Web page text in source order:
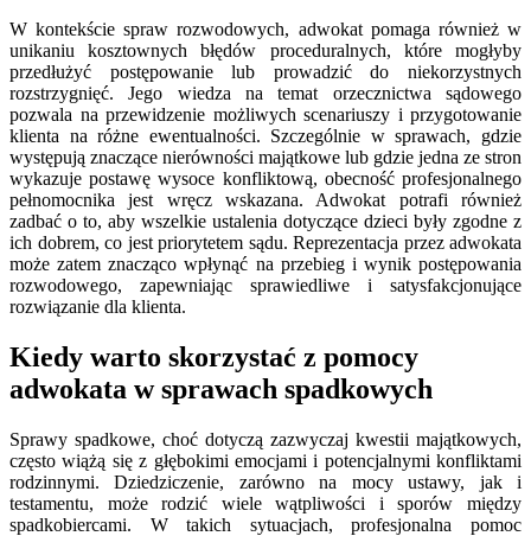
W kontekście spraw rozwodowych, adwokat pomaga również w
unikaniu kosztownych błędów proceduralnych, które mogłyby
przedłużyć postępowanie lub prowadzić do niekorzystnych
rozstrzygnięć. Jego wiedza na temat orzecznictwa sądowego
pozwala na przewidzenie możliwych scenariuszy i przygotowanie
klienta na różne ewentualności. Szczególnie w sprawach, gdzie
występują znaczące nierówności majątkowe lub gdzie jedna ze stron
wykazuje postawę wysoce konfliktową, obecność profesjonalnego
pełnomocnika jest wręcz wskazana. Adwokat potrafi również
zadbać o to, aby wszelkie ustalenia dotyczące dzieci były zgodne z
ich dobrem, co jest priorytetem sądu. Reprezentacja przez adwokata
może zatem znacząco wpłynąć na przebieg i wynik postępowania
rozwodowego, zapewniając sprawiedliwe i satysfakcjonujące
rozwiązanie dla klienta.
Kiedy warto skorzystać z pomocy
adwokata w sprawach spadkowych
Sprawy spadkowe, choć dotyczą zazwyczaj kwestii majątkowych,
często wiążą się z głębokimi emocjami i potencjalnymi konfliktami
rodzinnymi. Dziedziczenie, zarówno na mocy ustawy, jak i
testamentu, może rodzić wiele wątpliwości i sporów między
spadkobiercami. W takich sytuacjach, profesjonalna pomoc